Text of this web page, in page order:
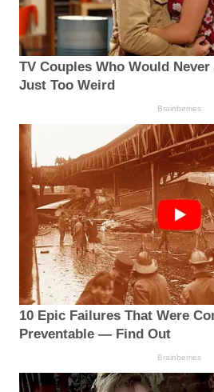
TV Couples Who Would
Just Too Weird
Brainberries
10 Epic Failures That Were
Preventable — Find Out
Brainberries